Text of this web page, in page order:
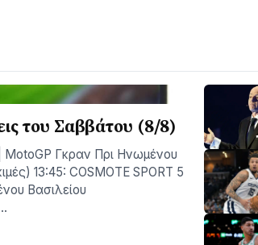
του Σαββάτου (8/8)
MotoGP Γκραν Πρι Ηνωμένου
13:45: COSMOTE SPORT 5
Βασιλείου